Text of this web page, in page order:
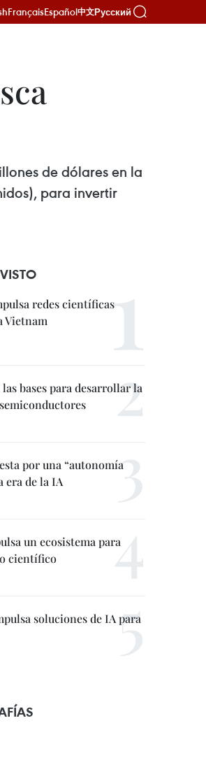
FrançaisEspañol中文Русский
de dólares en la
para invertir
redes científicas
Vietnam
bases para desarrollar la
por una “autonomía
era de la IA
un ecosistema para
científico
soluciones de IA para